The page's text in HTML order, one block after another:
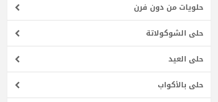
حلويات من دون فرن
حلى الشوكولاتة
حلى العيد
حلى بالأكواب